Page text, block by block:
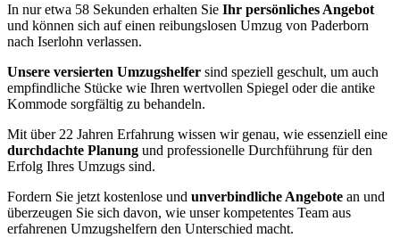
In nur etwa 58 Sekunden erhalten Sie Ihr persönliches Angebot
und können sich auf einen reibungslosen Umzug von Paderborn
nach Iserlohn verlassen.
Unsere versierten Umzugshelfer sind speziell geschult, um auch
empfindliche Stücke wie Ihren wertvollen Spiegel oder die antike
Kommode sorgfältig zu behandeln.
Mit über 22 Jahren Erfahrung wissen wir genau, wie essenziell eine
durchdachte Planung und professionelle Durchführung für den
Erfolg Ihres Umzugs sind.
Fordern Sie jetzt kostenlose und unverbindliche Angebote an und
überzeugen Sie sich davon, wie unser kompetentes Team aus
erfahrenen Umzugshelfern den Unterschied macht.